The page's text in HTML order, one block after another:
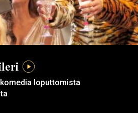
loputtomista